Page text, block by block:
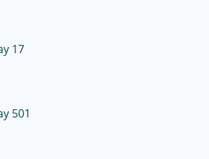
17
501